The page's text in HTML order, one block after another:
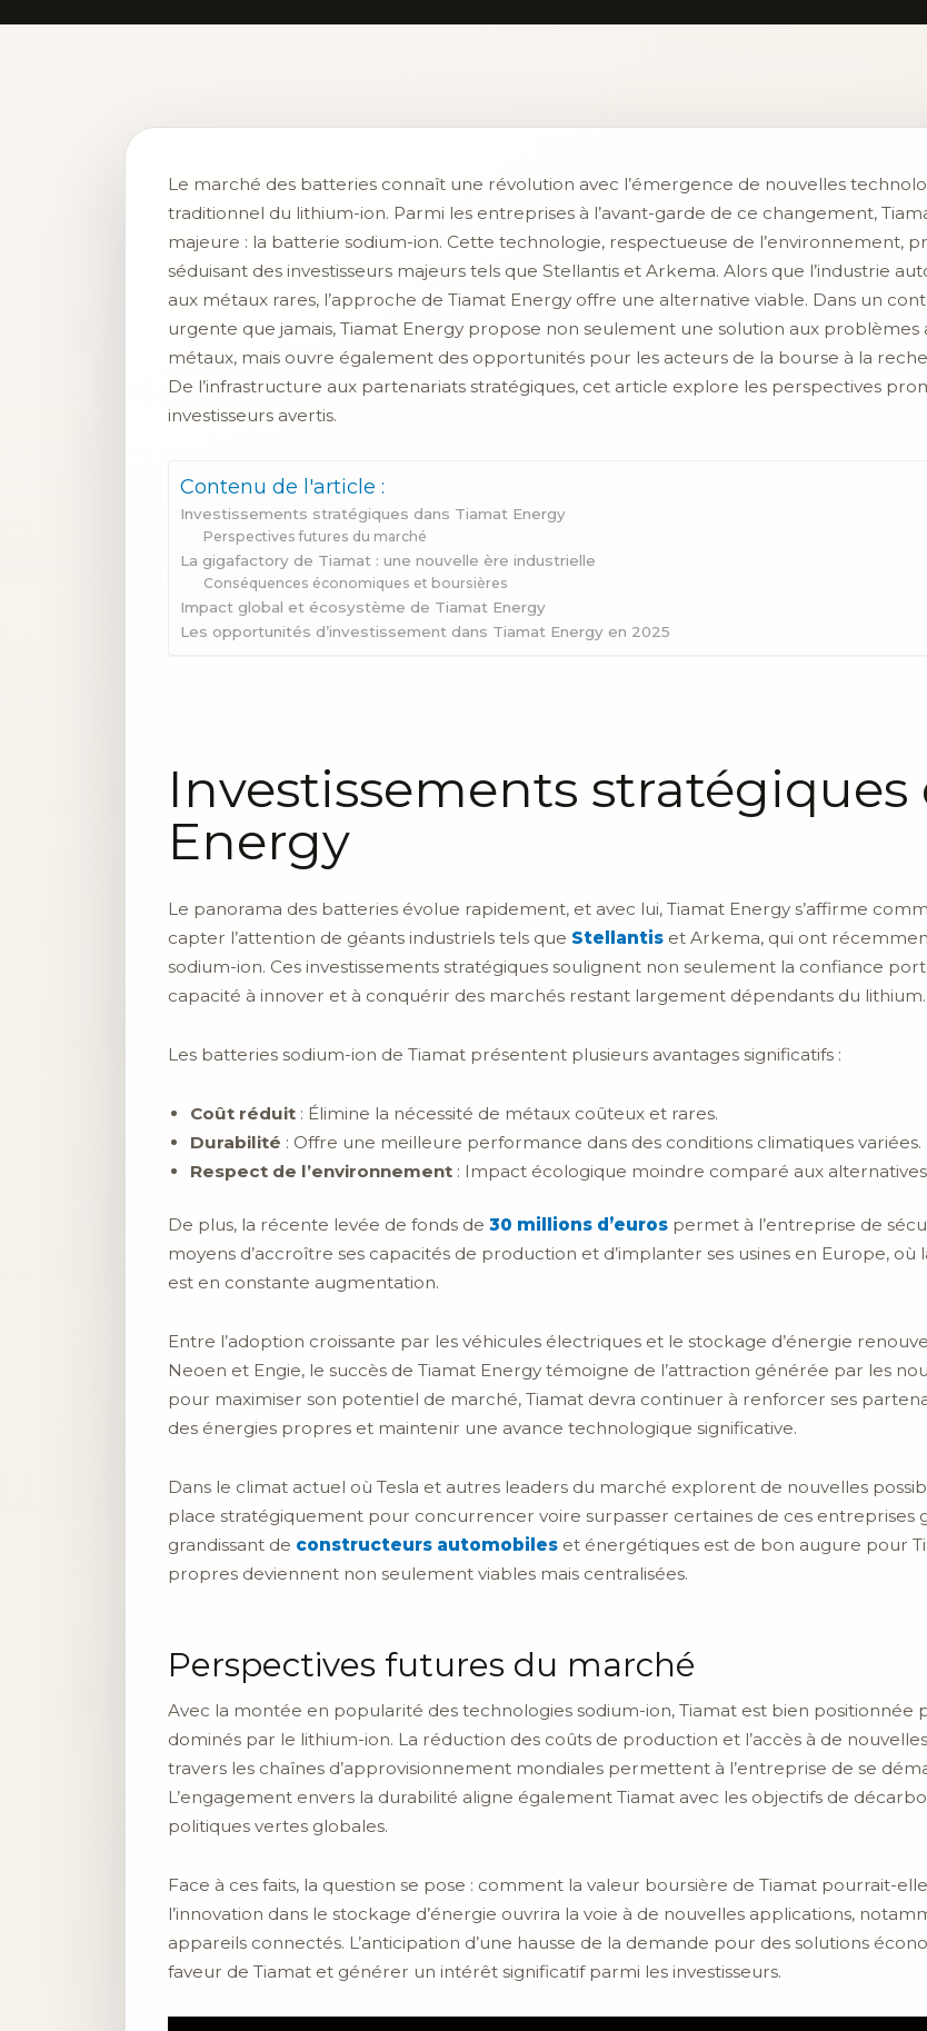
Le marché des batteries connaît une révolution avec l’émergence de nouvelles
traditionnel du lithium-ion. Parmi les entreprises à l’avant-garde de ce changement,
majeure : la batterie sodium-ion. Cette technologie, respectueuse de l’environnement,
séduisant des investisseurs majeurs tels que Stellantis et Arkema. Alors que l’industrie
aux métaux rares, l’approche de Tiamat Energy offre une alternative viable. Dans un
urgente que jamais, Tiamat Energy propose non seulement une solution aux
métaux, mais ouvre également des opportunités pour les acteurs de la bourse à la
De l’infrastructure aux partenariats stratégiques, cet article explore les perspectives
investisseurs avertis.
Contenu de l'article :
Investissements stratégiques dans Tiamat Energy
Perspectives futures du marché
La gigafactory de Tiamat : une nouvelle ère industrielle
Conséquences économiques et boursières
Impact global et écosystème de Tiamat Energy
Les opportunités d’investissement dans Tiamat Energy en 2025
Investissements
Energy
Le panorama des batteries évolue rapidement, et avec lui, Tiamat Energy s’affirme
capter l’attention de géants industriels tels que Stellantis et Arkema, qui ont
sodium-ion. Ces investissements stratégiques soulignent non seulement la confiance
capacité à innover et à conquérir des marchés restant largement dépendants du lithium.
Les batteries sodium-ion de Tiamat présentent plusieurs avantages significatifs :
Coût réduit : Élimine la nécessité de métaux coûteux et rares.
Durabilité : Offre une meilleure performance dans des conditions climatiques variées.
Respect de l’environnement : Impact écologique moindre comparé aux
De plus, la récente levée de fonds de 30 millions d’euros permet à l’entreprise de
moyens d’accroître ses capacités de production et d’implanter ses usines en Europe,
est en constante augmentation.
Entre l’adoption croissante par les véhicules électriques et le stockage d’énergie
Neoen et Engie, le succès de Tiamat Energy témoigne de l’attraction générée par les
pour maximiser son potentiel de marché, Tiamat devra continuer à renforcer ses
des énergies propres et maintenir une avance technologique significative.
Dans le climat actuel où Tesla et autres leaders du marché explorent de nouvelles
place stratégiquement pour concurrencer voire surpasser certaines de ces entreprises
grandissant de constructeurs automobiles et énergétiques est de bon augure pour
propres deviennent non seulement viables mais centralisées.
Perspectives futures du marché
Avec la montée en popularité des technologies sodium-ion, Tiamat est bien positionnée
dominés par le lithium-ion. La réduction des coûts de production et l’accès à de
travers les chaînes d’approvisionnement mondiales permettent à l’entreprise de se
L’engagement envers la durabilité aligne également Tiamat avec les objectifs de
politiques vertes globales.
Face à ces faits, la question se pose : comment la valeur boursière de Tiamat pourrait-
l’innovation dans le stockage d’énergie ouvrira la voie à de nouvelles applications,
appareils connectés. L’anticipation d’une hausse de la demande pour des solutions
faveur de Tiamat et générer un intérêt significatif parmi les investisseurs.